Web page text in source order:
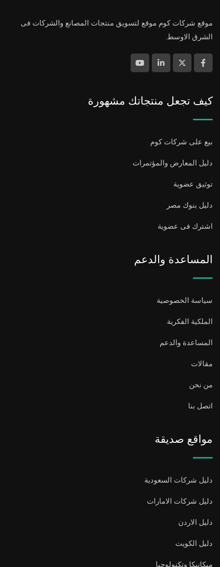
موقع شركات كوم موقع لتسويق منتجات المصانع والشركات فى
الشرق الاوسط.
كيف تجعل منتجاتك مشهورة
بيع على شركات كوم
دليل المعارض والمؤتمرات
توثيق عضوية
دليل بنوك مصر
اشترك فى عضوية
المساعدة والدعم
سياسة الخصوصية
الملكية الفكرية
المساعدة والدعم
مقالات
من نحن
اتصل بنا
مواقع صديقة
دليل شركات السعودية
دليل شركات الامارات
دليل الاردن
دليل الكويت
ميكانيكا وتكنولوجيا